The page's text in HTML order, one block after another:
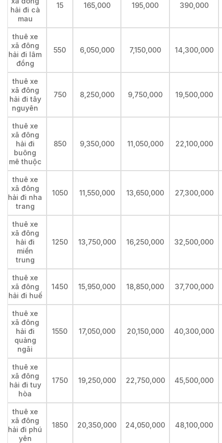
hải đi cà
mau
15 165,000 195,000 390,000
thuê xe
xã đông
hải đi lâm
đồng
550 6,050,000 7,150,000 14,300,000
thuê xe
xã đông
hải đi tây
nguyên
750 8,250,000 9,750,000 19,500,000
thuê xe
xã đông
hải đi
buông
mê thuộc
850 9,350,000 11,050,000 22,100,000
thuê xe
xã đông
hải đi nha
trang
1050 11,550,000 13,650,000 27,300,000
thuê xe
xã đông
hải đi
miền
trung
1250 13,750,000 16,250,000 32,500,000
thuê xe
xã đông
hải đi huế
1450 15,950,000 18,850,000 37,700,000
thuê xe
xã đông
hải đi
quảng
ngãi
1550 17,050,000 20,150,000 40,300,000
thuê xe
xã đông
hải đi tuy
hòa
1750 19,250,000 22,750,000 45,500,000
thuê xe
xã đông
hải đi phú
yên
1850 20,350,000 24,050,000 48,100,000